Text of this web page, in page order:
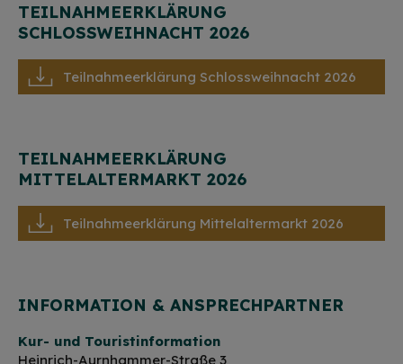
TEILNAHMEERKLÄRUNG
SCHLOSSWEIHNACHT 2026
Teilnahmeerklärung Schlossweihnacht 2026
TEILNAHMEERKLÄRUNG
MITTELALTERMARKT 2026
Teilnahmeerklärung Mittelaltermarkt 2026
INFORMATION & ANSPRECHPARTNER
Kur- und Touristinformation
Heinrich-Aurnhammer-Straße 3